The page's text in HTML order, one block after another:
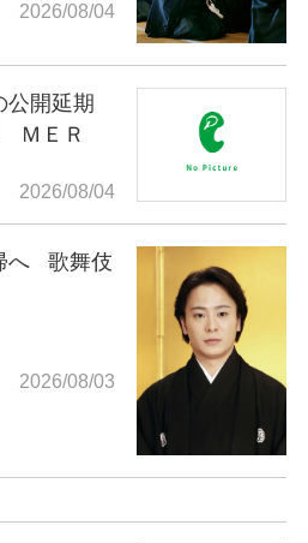
2026/08/04
公開延期
ＭＥＲ
2026/08/04
へ
歌舞伎
2026/08/03